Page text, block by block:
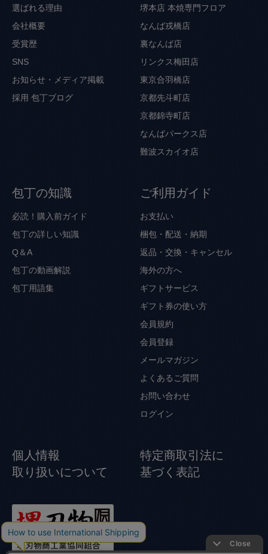
選ばれる理由
会社概要
受賞歴
SNS
お知らせ・メディア掲載
採用 包丁ブログ
堺本店 本焼専門フロア
なんば戎橋店
裏なんば店
リンクス梅田店
東京合羽橋店
京都先斗町店
京都錦寺町店
なんばパークス店
難波スカイオ店
包丁の知識
必読！購入前ガイド
包丁の詳しい知識
Q＆A
包丁の動画解説
包丁用語集
ご利用ガイド
お支払い
梱包・配送・納期
返品・交換・キャンセル
海外の方へ
ギフトサービス
ギフト券の使い方
会員規約
会員登録
メールマガジン
よくあるご質問
お問い合わせ
ログイン
個人情報
取り扱いについて
特定商取引法に
基づく表記